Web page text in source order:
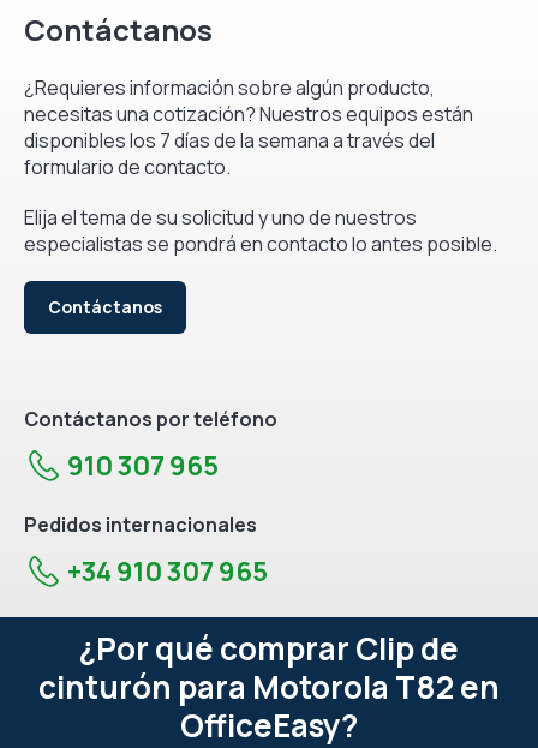
Contáctanos
¿Requieres información sobre algún producto,
necesitas una cotización? Nuestros equipos están
disponibles los 7 días de la semana a través del
formulario de contacto.
Elija el tema de su solicitud y uno de nuestros
especialistas se pondrá en contacto lo antes posible.
Contáctanos
Contáctanos por teléfono
910 307 965
Pedidos internacionales
+34 910 307 965
¿Por qué comprar Clip de
cinturón para Motorola T82 en
OfficeEasy?